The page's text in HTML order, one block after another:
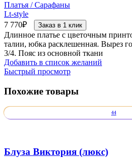
Платья / Сарафаны
Lt-style
7 770₽ Заказ в 1 клик
Длинное платье с цветочным
талии, юбка расклешенная. Вырез
3/4. Пояс из основной ткани
Добавить в список желаний
Быстрый просмотр
Похожие товары
44
Блуза Виктория (люкс)